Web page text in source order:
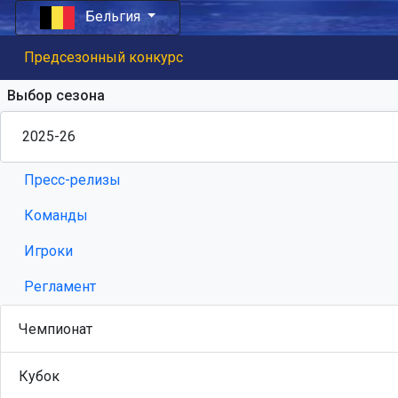
Бельгия
Предсезонный конкурс
Выбор сезона
Пресс-релизы
Команды
Игроки
Регламент
Чемпионат
Кубок